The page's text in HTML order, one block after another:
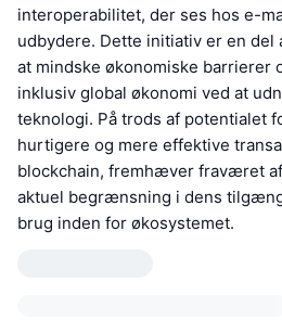
interoperabilitet, der ses hos e-
udbydere. Dette initiativ er en del
at mindske økonomiske barrierer
inklusiv global økonomi ved at
teknologi. På trods af potentialet
hurtigere og mere effektive
blockchain, fremhæver fraværet
aktuel begrænsning i dens
brug inden for økosystemet.